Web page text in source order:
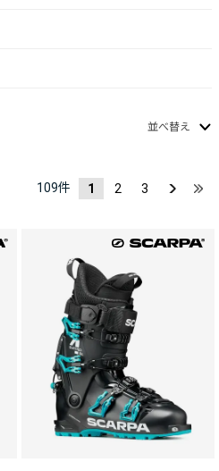
並べ替え
109件 1 2 3